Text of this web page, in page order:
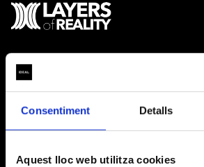
Consentiment Detalls
Aquest lloc web utilitza cookies
MITJANS OFICIALS